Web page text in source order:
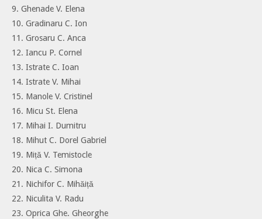
9. Ghenade V. Elena
10. Gradinaru C. Ion
11. Grosaru C. Anca
12. Iancu P. Cornel
13. Istrate C. Ioan
14. Istrate V. Mihai
15. Manole V. Cristinel
16. Micu St. Elena
17. Mihai I. Dumitru
18. Mihut C. Dorel Gabriel
19. Miță V. Temistocle
20. Nica C. Simona
21. Nichifor C. Mihăiță
22. Niculita V. Radu
23. Oprica Ghe. Gheorghe